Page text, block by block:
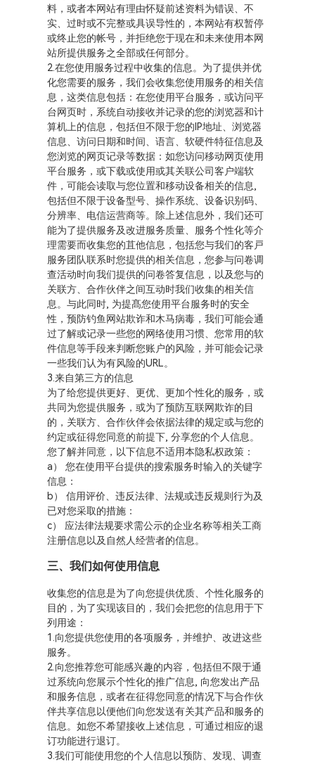
料，或者本网站有理由怀疑前述资料为错误、不
实、过时或不完整或具误导性的，本网站有权暂停
或终止您的帐号，并拒绝您于现在和未来使用本网
站所提供服务之全部或任何部分。
2.在您使用服务过程中收集的信息。为了提供并优
化您需要的服务，我们会收集您使用服务的相关信
息，这类信息包括：在您使用平台服务，或访问平
台网页时，系统自动接收并记录的您的浏览器和计
算机上的信息，包括但不限于您的IP地址、浏览器
信息、访问日期和时间、语言、软硬件特征信息及
您浏览的网页记录等数据：如您访问移动网页使用
平台服务，或下载或使用或其关联公司客户端软
件，可能会读取与您位置和移动设备相关的信息,
包括但不限于设备型号、操作系统、设备识别码、
分辨率、电信运营商等。除上述信息外，我们还可
能为了提供服务及改进服务质量、服务个性化等介
理需要而收集您的苴他信息，包括您与我们的客戸
服务团队联系时您提供的相关信息，您参与问卷调
查活动时向我们提供的问卷答复信息，以及您与的
关联方、合作伙伴之间互动时我们收集的相关信
息。与此同时, 为提髙您使用平台服务时的安全
性，预防钓鱼网站欺诈和木马病毒，我们可能会通
过了解或记录一些您的网络使用习惯、您常用的软
件信息等手段来判断您账户的风险，并可能会记录
一些我们认为有风险的URL。
3.来自第三方的信息
为了给您提供更好、更优、更加个性化的服务，或
共同为您提供服务，或为了预防互联网欺诈的目
的，关联方、合作伙伴会依据法律的规定或与您的
约定或征得您同意的前提下, 分享您的个人信息。
您了解并同意，以下信息不适用本隐私权政策：
a） 您在使用平台提供的搜索服务时输入的关键字
信息：
b） 信用评价、违反法律、法规或违反规则行为及
已对您采取的措施：
c） 应法律法规要求需公示的企业名称等相关工商
注册信息以及自然人经营者的信息。
三、我们如何使用信息
收集您的信息是为了向您提供优质、个性化服务的
目的，为了实现该目的，我们会把您的信息用于下
列用途：
1.向您提供您使用的各项服务，并维护、改进这些
服务。
2.向您推荐您可能感兴趣的内容，包括但不限于通
过系统向您展示个性化的推广信息, 向您发出产品
和服务信息，或者在征得您同意的情况下与合作伙
伴共享信息以便他们向您发送有关其产品和服务的
信息。如您不希望接收上述信息，可通过相应的退
订功能进行退订。
3.我们可能使用您的个人信息以预防、发现、调查